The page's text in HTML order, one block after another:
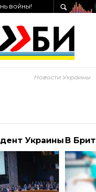
войны!
Новости Украины
Украины